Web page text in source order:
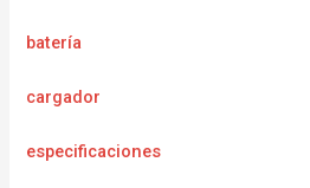
batería
cargador
especificaciones